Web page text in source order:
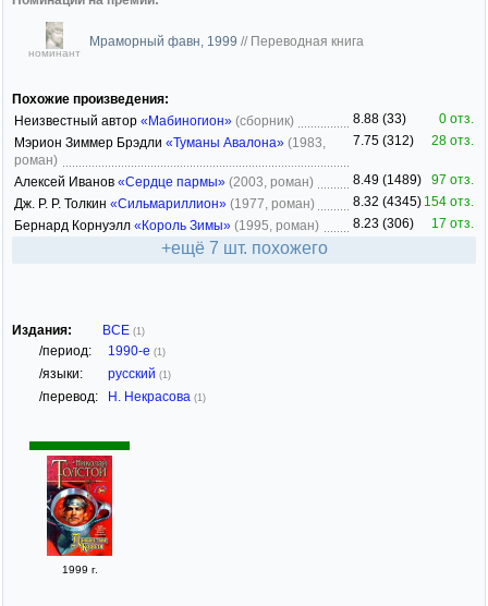
номинант
Мраморный фавн, 1999 // Переводная книга
Похожие произведения:
Неизвестный автор «Мабиногион» (сборник) 8.88 (33)
0 отз.
Мэрион Зиммер Брэдли «Туманы Авалона» (1983,
роман)
7.75 (312) 28 отз.
Алексей Иванов «Сердце пармы» (2003, роман) 8.49 (1489)
97 отз.
Дж. Р. Р. Толкин «Сильмариллион» (1977, роман) 8.32 (4345) 154 отз.
Бернард Корнуэлл «Король Зимы» (1995, роман) 8.23 (306) 17 отз.
+ещё 7 шт. похожего
Издания: ВСЕ (1)
/период: 1990-е (1)
/языки: русский (1)
/перевод: Н. Некрасова (1)
1999 г.